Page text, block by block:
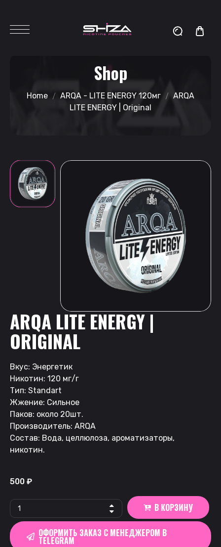
Shop
Home ARQA - LITE ENERGY 120мг
ARQA
LITE ENERGY | Original
ARQA LITE ENERGY |
ORIGINAL
Вкус: Энергетик
Никотин: 120 мг/г
Тип: Standart
Жжение: Сильное
Паков: около 20шт.
Производитель: ARQA
Состав: Вода, целлюлоза, ароматизаторы,
никотин.
500 ₽
В КОРЗИНУ
ОФОРМИТЬ ЗАКАЗ С МЕНЕДЖЕРОМ В
TELEGRAM